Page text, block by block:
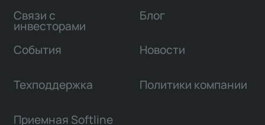
Связи с
инвесторами
Блог
События Новости
Техподдержка Политики компании
Приемная Softline